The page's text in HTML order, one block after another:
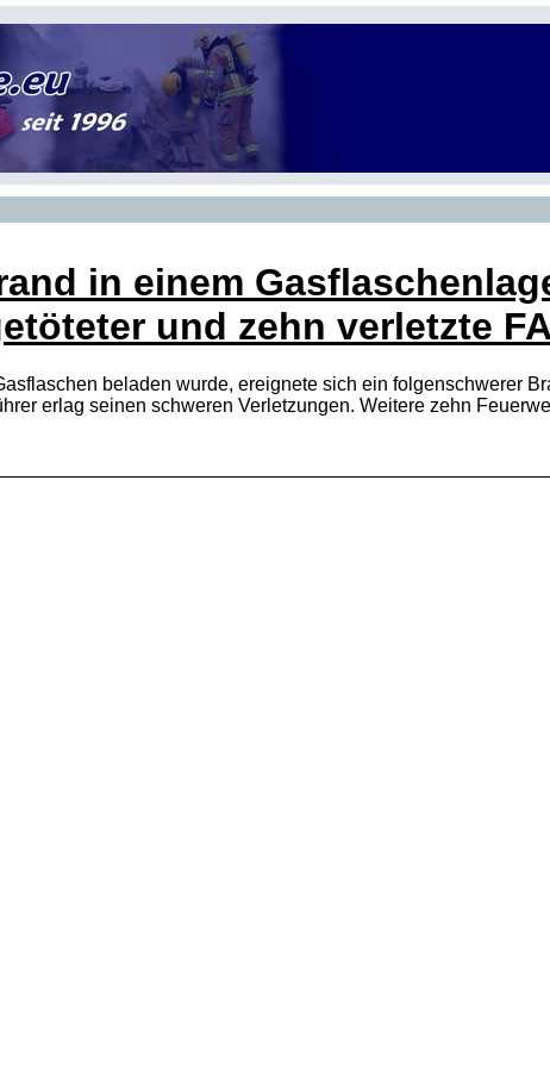
in einem
und zehn verletzte FA
beladen wurde, ereignete sich ein folgenschwerer
erlag seinen schweren Verletzungen. Weitere zehn